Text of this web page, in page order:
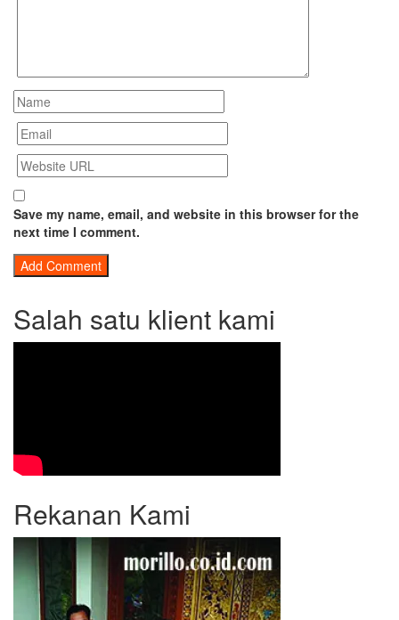
Save my name, email, and website in this browser for the
next time I comment.
Salah satu klient kami
Rekanan Kami